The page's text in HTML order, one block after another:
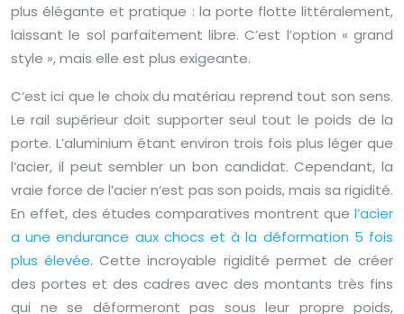
plus élégante et pratique : la porte flotte littéralement,
laissant le sol parfaitement libre. C’est l’option « grand
style », mais elle est plus exigeante.
C’est ici que le choix du matériau reprend tout son sens.
Le rail supérieur doit supporter seul tout le poids de la
porte. L’aluminium étant environ trois fois plus léger que
l’acier, il peut sembler un bon candidat. Cependant, la
vraie force de l’acier n’est pas son poids, mais sa rigidité.
En effet, des études comparatives montrent que l’acier
a une endurance aux chocs et à la déformation 5 fois
plus élevée. Cette incroyable rigidité permet de créer
des portes et des cadres avec des montants très fins
qui ne se déformeront pas sous leur propre poids,